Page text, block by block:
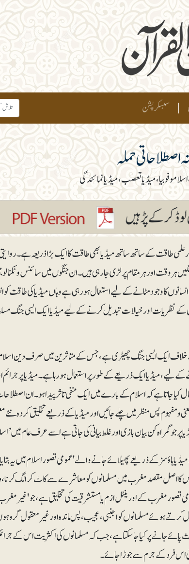
| سبسکرپشن
اصطلاحاتی حملہ
میڈیا تعصب، میڈیا نمائندگی
علمی طاقت کے ساتھ ساتھ میڈیا بھی طاقت کا ایک بڑا ذریعہ ہے۔
ہر وقت اور ہر مقام پر لڑی جا رہی ہیں۔ ان جنگوں میں سائنس و
کا وجود مٹانے کے لیے استعمال ہورہی ہے وہاں میڈیا کی طاقت کو
کے نظریات اور خیالات تبدیل کرنے کے لیے میڈیا ایک ایسی جنگ
خلاف ایک ایسی جنگ چھیڑی ہے، جس کے متاثرین میں صرف دین اسلام
کے لیے ، میڈیا ایک ذریعے کے طور پر استعمال ہو رہا ہے۔ میڈیا پر
جاتا ہے کہ اسلام کے بارے میں ایک منفی تاثر پیدا ہو۔ ان
و مفہوم پس منظر میں چلے جائیں اور میڈیا کے ذریعے تخلیق کردہ
گمراہ کن بیان بازی اورغلط بیانی کی جاتی ہے اسے عرف عام میں
میڈیا ہاؤسز کے ذریعے پھیلائے جانے والے 'عمومی تصور اسلام میں یہ
مقصد مغرب میں مسلمانوں کو معاشرے سے کاٹ کر الگ کرنا،
تصور مغرب کے اورینٹل ازم یا مستشرقیت کی تخلیق ہے، جو
کرتے ہوئے مسلمانوں کو اجنبی، عجیب، پس ماندہ اورغیر معقول
جانے پر کیا جاسکتا ہے، جب کہ مسلمانوں کی اکثریت اس کے جرائم
اس فرد کے جرم سے جوڑا جائے۔